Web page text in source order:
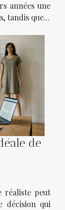
années une
tandis que...
de
réaliste peut
décision qui